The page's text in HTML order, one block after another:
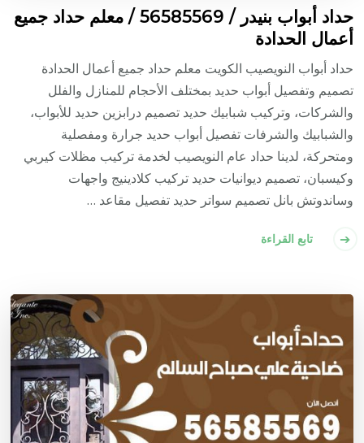
حداد أبواب بنيدر / 56585569 / معلم حداد جميع
أعمال الحدادة
حداد أبواب النويصيب الكويت معلم حداد جميع أعمال الحدادة
تصميم وتفصيل أبواب حديد بمختلف الأحجام للمنازل والفلل
والشركات، وتركيب شبابيك حديد تصميم درابزين حديد للأبواب،
والشبابيك والشرفات تفصيل أبواب حديد جرارة ومفصلية
ومتحركة، لدينا حداد عام النويصيب لخدمة تركيب مظلات كيربي
وكيسبان، تصميم ديوانيات حديد تركيب كلادينيج واجهات
وساندوتش بانل تصميم سواتر حديد تفصيل مقاعد …
تابع القراءة